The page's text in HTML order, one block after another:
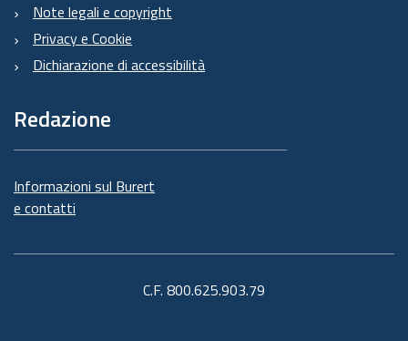
Note legali e copyright
Privacy e Cookie
Dichiarazione di accessibilità
Redazione
Informazioni sul Burert
e contatti
C.F. 800.625.903.79